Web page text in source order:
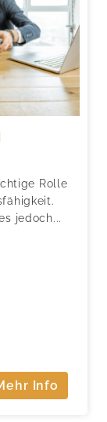
Rolle
jedoch...
Info